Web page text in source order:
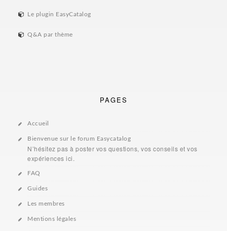
Le plugin EasyCatalog
Q&A par thème
PAGES
Accueil
Bienvenue sur le forum Easycatalog
N’hésitez pas à poster vos questions, vos conseils et vos
expériences ici.
FAQ
Guides
Les membres
Mentions légales